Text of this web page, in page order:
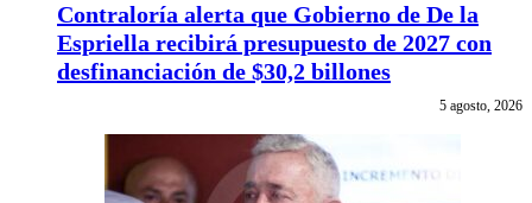
Contraloría alerta que Gobierno de De la
Espriella recibirá presupuesto de 2027 con
desfinanciación de $30,2 billones
5 agosto, 2026